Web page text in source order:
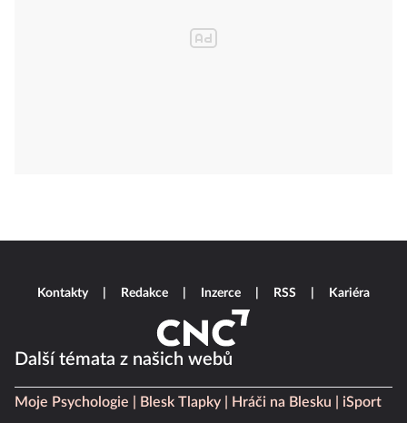
Další témata z našich webů
Moje Psychologie Blesk Tlapky Hráči na Blesku
iSport
Kontakty Redakce Inzerce RSS Kariéra